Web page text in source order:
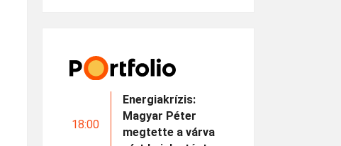
18:00
Energiakrízis:
Magyar Péter
megtette a várva